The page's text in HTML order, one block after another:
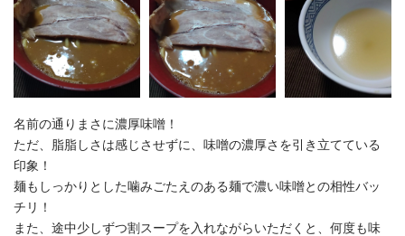
名前の通りまさに濃厚味噌！
ただ、脂脂しさは感じさせずに、味噌の濃厚さを引き立てている
印象！
麺もしっかりとした噛みごたえのある麺で濃い味噌との相性バッ
チリ！
また、途中少しずつ割スープを入れながらいただくと、何度も味